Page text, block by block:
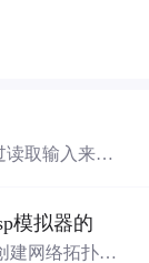
读取输入来更
模拟器的
建网络拓扑、